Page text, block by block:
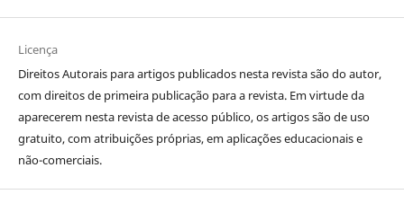
Licença
Direitos Autorais para artigos publicados nesta revista são do autor,
com direitos de primeira publicação para a revista. Em virtude da
aparecerem nesta revista de acesso público, os artigos são de uso
gratuito, com atribuições próprias, em aplicações educacionais e
não-comerciais.